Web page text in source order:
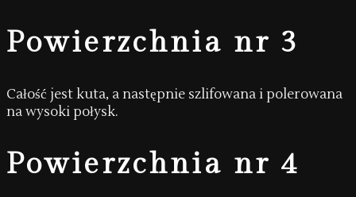
Powierzchnia nr 3
Całość jest kuta, a następnie szlifowana i polerowana
na wysoki połysk.
Powierzchnia nr 4